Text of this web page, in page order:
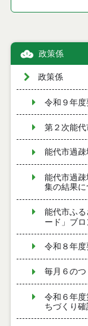
政策係
政策係
令和９年度
第２次能代
能代市過
能代市過
集の結果に
能代市ふ
ード」ブロ
令和８年度
毎月６のつ
令和６年
ちづくり確